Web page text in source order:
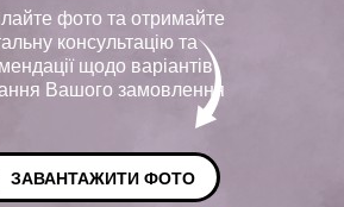
фото та отримайте
консультацію та
щодо варіантів
Вашого замовлення
ЗАВАНТАЖИТИ ФОТО